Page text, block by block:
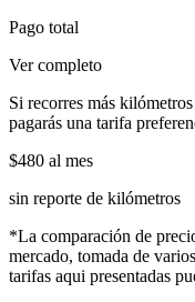
Pago total
Ver completo
Si recorres más
pagarás una tarifa
$480 al mes
sin reporte de kilómetros
*La comparación de
mercado, tomada de
tarifas aqui presentadas